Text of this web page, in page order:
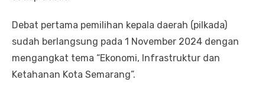
Debat pertama pemilihan kepala daerah (pilkada)
sudah berlangsung pada 1 November 2024 dengan
mengangkat tema “Ekonomi, Infrastruktur dan
Ketahanan Kota Semarang”.